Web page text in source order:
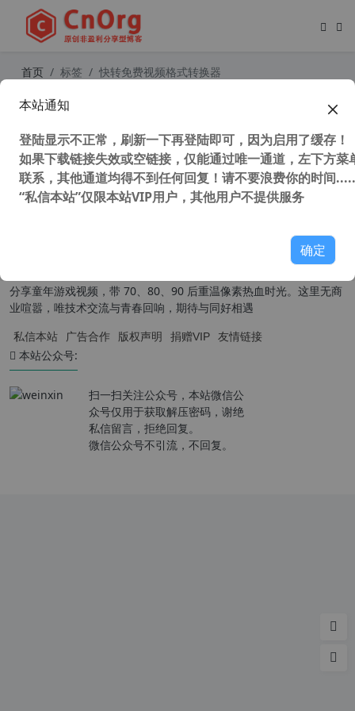
首页 标签 快转免费视频格式转换器
快转免费视频格式转换器 v17.1.1官方
51,914 次浏览 媒体工具
本扎根草根，为普通用户提供实用有趣的内容。技术分享主打原创汉
分享童年游戏视频，带 70、80、90 后重温像素热血时光。这里无商
业喧嚣，唯技术交流与青春回响，期待与同好相遇
私信本站 广告合作 版权声明 捐赠VIP 友情链接
本站公众号:
扫一扫关注公众号，本站微信公
众号仅用于获取解压密码，谢绝
私信留言，拒绝回复。
微信公众号不引流，不回复。
本站通知
登陆显示不正常，刷新一下再登陆即可，因为启用了缓存！
如果下载链接失效或空链接，仅能通过唯一通道，左下方菜
联系，其他通道均得不到任何回复！请不要浪费你的时间
“私信本站”仅限本站VIP用户，其他用户不提供服务
确定